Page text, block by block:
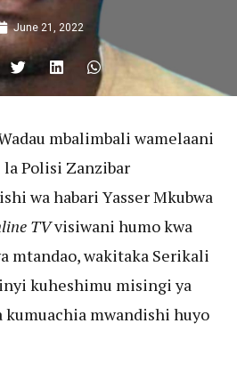
June 21, 2022
mbalimbali wamelaani
Polisi Zanzibar
wa habari Yasser Mkubwa
TVvisiwani humo kwa
mtandao, wakitaka Serikali
kuheshimu misingi ya
kumuachia mwandishi huyo